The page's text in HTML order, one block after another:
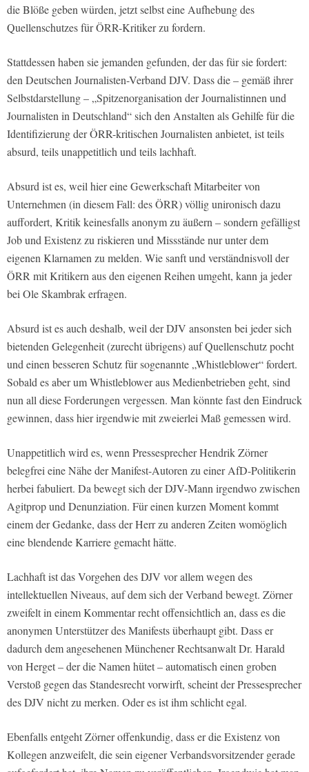
die Blöße geben würden, jetzt selbst eine Aufhebung des
Quellenschutzes für ÖRR-Kritiker zu fordern.
Stattdessen haben sie jemanden gefunden, der das für sie fordert:
den Deutschen Journalisten-Verband DJV. Dass die – gemäß ihrer
Selbstdarstellung – „Spitzenorganisation der Journalistinnen und
Journalisten in Deutschland“ sich den Anstalten als Gehilfe für die
Identifizierung der ÖRR-kritischen Journalisten anbietet, ist teils
absurd, teils unappetitlich und teils lachhaft.
Absurd ist es, weil hier eine Gewerkschaft Mitarbeiter von
Unternehmen (in diesem Fall: des ÖRR) völlig unironisch dazu
auffordert, Kritik keinesfalls anonym zu äußern – sondern gefälligst
Job und Existenz zu riskieren und Missstände nur unter dem
eigenen Klarnamen zu melden. Wie sanft und verständnisvoll der
ÖRR mit Kritikern aus den eigenen Reihen umgeht, kann ja jeder
bei Ole Skambrak erfragen.
Absurd ist es auch deshalb, weil der DJV ansonsten bei jeder sich
bietenden Gelegenheit (zurecht übrigens) auf Quellenschutz pocht
und einen besseren Schutz für sogenannte „Whistleblower“ fordert.
Sobald es aber um Whistleblower aus Medienbetrieben geht, sind
nun all diese Forderungen vergessen. Man könnte fast den Eindruck
gewinnen, dass hier irgendwie mit zweierlei Maß gemessen wird.
Unappetitlich wird es, wenn Pressesprecher Hendrik Zörner
belegfrei eine Nähe der Manifest-Autoren zu einer AfD-Politikerin
herbei fabuliert. Da bewegt sich der DJV-Mann irgendwo zwischen
Agitprop und Denunziation. Für einen kurzen Moment kommt
einem der Gedanke, dass der Herr zu anderen Zeiten womöglich
eine blendende Karriere gemacht hätte.
Lachhaft ist das Vorgehen des DJV vor allem wegen des
intellektuellen Niveaus, auf dem sich der Verband bewegt. Zörner
zweifelt in einem Kommentar recht offensichtlich an, dass es die
anonymen Unterstützer des Manifests überhaupt gibt. Dass er
dadurch dem angesehenen Münchener Rechtsanwalt Dr. Harald
von Herget – der die Namen hütet – automatisch einen groben
Verstoß gegen das Standesrecht vorwirft, scheint der Pressesprecher
des DJV nicht zu merken. Oder es ist ihm schlicht egal.
Ebenfalls entgeht Zörner offenkundig, dass er die Existenz von
Kollegen anzweifelt, die sein eigener Verbandsvorsitzender gerade